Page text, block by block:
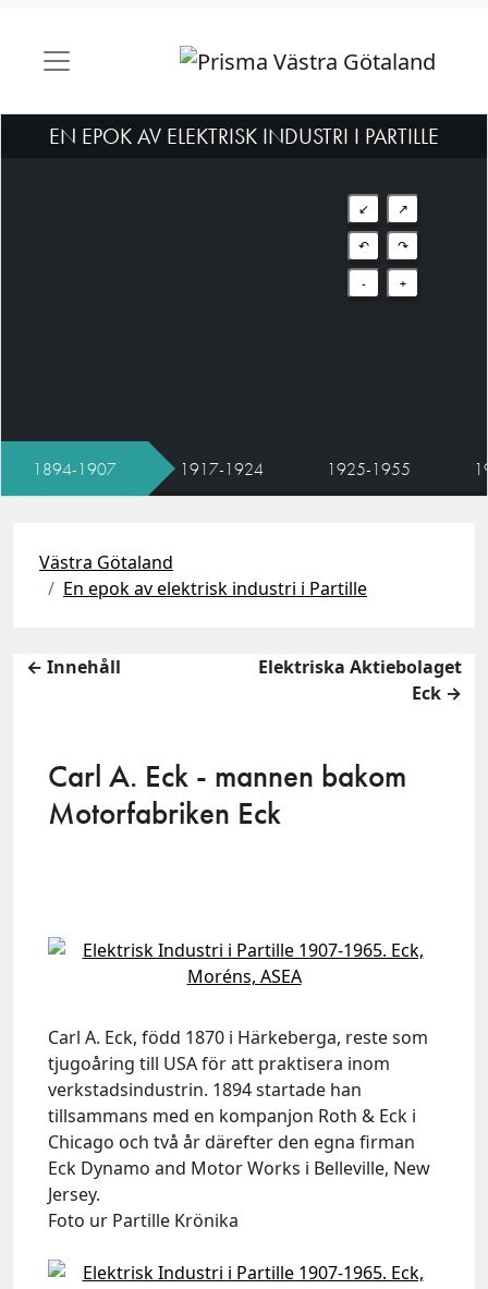
EN EPOK AV ELEKTRISK INDUSTRI I PARTILLE
↙ ↗
↶ ↷
- +
1894-1907 1917-1924 1925-1955
Västra Götaland
En epok av elektrisk industri i Partille
← Innehåll
Elektriska Aktiebolaget
Eck →
Carl A. Eck - mannen bakom
Motorfabriken Eck
Carl A. Eck, född 1870 i Härkeberga, reste som
tjugoåring till USA för att praktisera inom
verkstadsindustrin. 1894 startade han
tillsammans med en kompanjon Roth & Eck i
Chicago och två år därefter den egna firman
Eck Dynamo and Motor Works i Belleville, New
Jersey.
Foto ur Partille Krönika